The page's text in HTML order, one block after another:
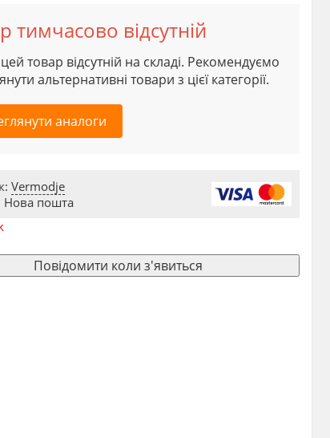
тимчасово відсутній
товар відсутній на складі. Рекомендуємо
альтернативні товари з цієї категорії.
аналоги
Vermodje
Нова пошта
Повідомити коли з'явиться